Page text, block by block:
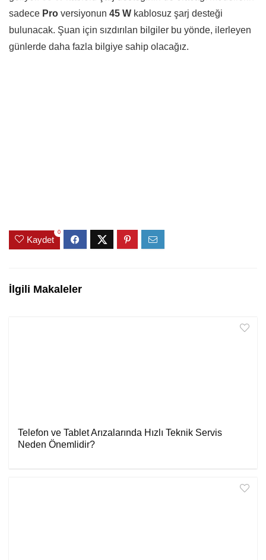
sadece Pro versiyonun 45 W kablosuz şarj desteği
bulunacak. Şuan için sızdırılan bilgiler bu yönde, ilerleyen
günlerde daha fazla bilgiye sahip olacağız.
Kaydet
0
İlgili Makaleler
Telefon ve Tablet Arızalarında Hızlı Teknik Servis
Neden Önemlidir?